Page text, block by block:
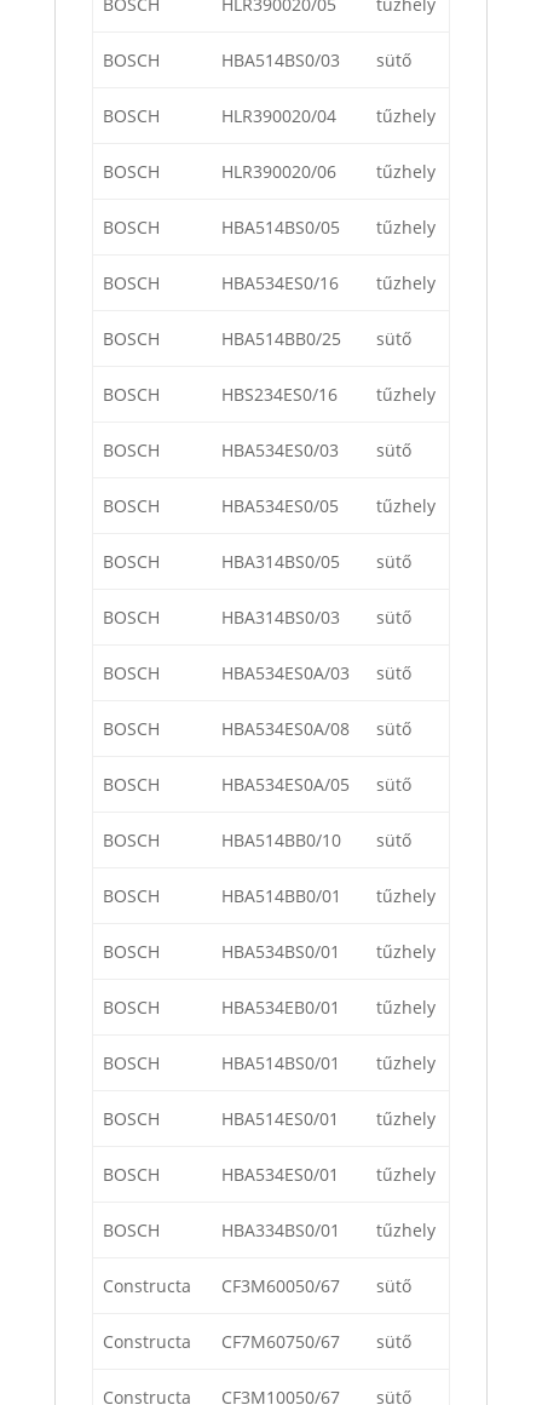
BOSCH HBA514BS0/03 sütő
BOSCH HLR390020/04 tűzhely
BOSCH HLR390020/06 tűzhely
BOSCH HBA514BS0/05 tűzhely
BOSCH HBA534ES0/16 tűzhely
BOSCH HBA514BB0/25 sütő
BOSCH HBS234ES0/16 tűzhely
BOSCH HBA534ES0/03 sütő
BOSCH HBA534ES0/05 tűzhely
BOSCH HBA314BS0/05 sütő
BOSCH HBA314BS0/03 sütő
BOSCH HBA534ES0A/03 sütő
BOSCH HBA534ES0A/08 sütő
BOSCH HBA534ES0A/05 sütő
BOSCH HBA514BB0/10 sütő
BOSCH HBA514BB0/01 tűzhely
BOSCH HBA534BS0/01 tűzhely
BOSCH HBA534EB0/01 tűzhely
BOSCH HBA514BS0/01 tűzhely
BOSCH HBA514ES0/01 tűzhely
BOSCH HBA534ES0/01 tűzhely
BOSCH HBA334BS0/01 tűzhely
Constructa CF3M60050/67 sütő
Constructa CF7M60750/67 sütő
Constructa CF3M10050/67 sütő